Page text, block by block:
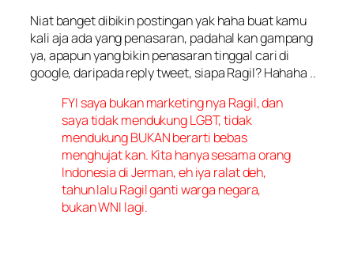
Niat banget dibikin postingan yak haha buat kamu
kali aja ada yang penasaran, padahal kan gampang
ya, apapun yang bikin penasaran tinggal cari di
google, daripada reply tweet, siapa Ragil? Hahaha ..
FYI saya bukan marketing nya Ragil, dan
saya tidak mendukung LGBT, tidak
mendukung BUKAN berarti bebas
menghujat kan. Kita hanya sesama orang
Indonesia di Jerman, eh iya ralat deh,
tahun lalu Ragil ganti warga negara,
bukan WNI lagi.